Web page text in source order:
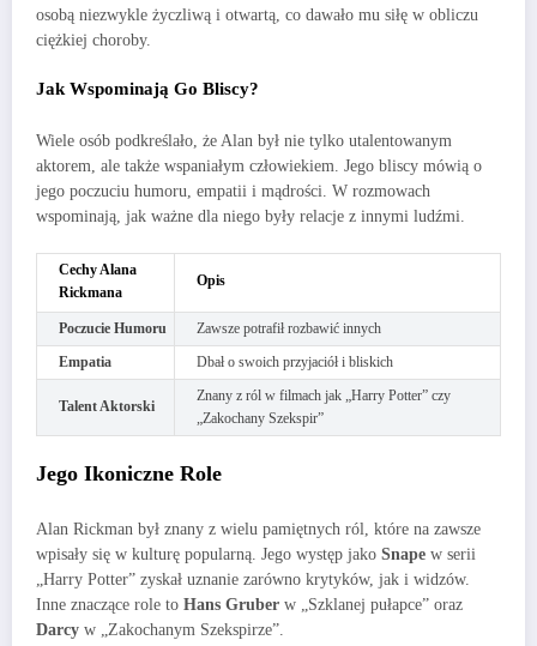
osobą niezwykle życzliwą i otwartą, co dawało mu siłę w obliczu
ciężkiej choroby.
Jak Wspominają Go Bliscy?
Wiele osób podkreślało, że Alan był nie tylko utalentowanym
aktorem, ale także wspaniałym człowiekiem. Jego bliscy mówią o
jego poczuciu humoru, empatii i mądrości. W rozmowach
wspominają, jak ważne dla niego były relacje z innymi ludźmi.
Cechy Alana
Rickmana
Opis
Poczucie Humoru
Zawsze potrafił rozbawić innych
Empatia
Dbał o swoich przyjaciół i bliskich
Talent Aktorski
Znany z ról w filmach jak „Harry Potter” czy
„Zakochany Szekspir”
Jego Ikoniczne Role
Alan Rickman był znany z wielu pamiętnych ról, które na zawsze
wpisały się w kulturę popularną. Jego występ jako Snape w serii
„Harry Potter” zyskał uznanie zarówno krytyków, jak i widzów.
Inne znaczące role to Hans Gruber w „Szklanej pułapce” oraz
Darcy w „Zakochanym Szekspirze”.